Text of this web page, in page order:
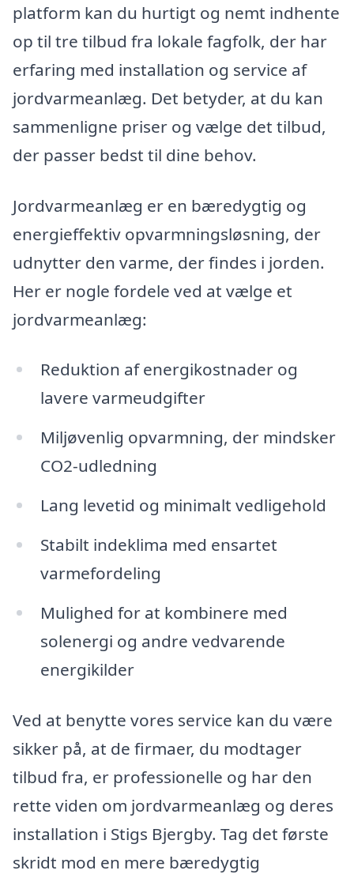
platform kan du hurtigt og nemt indhente
op til tre tilbud fra lokale fagfolk, der har
erfaring med installation og service af
jordvarmeanlæg. Det betyder, at du kan
sammenligne priser og vælge det tilbud,
der passer bedst til dine behov.
Jordvarmeanlæg er en bæredygtig og
energieffektiv opvarmningsløsning, der
udnytter den varme, der findes i jorden.
Her er nogle fordele ved at vælge et
jordvarmeanlæg:
Reduktion af energikostnader og
lavere varmeudgifter
Miljøvenlig opvarmning, der mindsker
CO2-udledning
Lang levetid og minimalt vedligehold
Stabilt indeklima med ensartet
varmefordeling
Mulighed for at kombinere med
solenergi og andre vedvarende
energikilder
Ved at benytte vores service kan du være
sikker på, at de firmaer, du modtager
tilbud fra, er professionelle og har den
rette viden om jordvarmeanlæg og deres
installation i Stigs Bjergby. Tag det første
skridt mod en mere bæredygtig